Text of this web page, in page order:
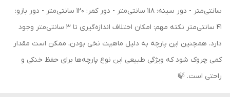
سانتی‌متر - دور سینه: 118 سانتی‌متر - دور کمر: 120 سانتی‌متر - دور بازو:
41 سانتی‌متر نکته مهم: امکان اختلاف اندازه‌گیری تا 3 سانتی‌متر وجود
دارد. همچنین این پارچه به دلیل ماهیت نخی بودن، ممکن است مقدار
کمی چروک شود که ویژگی طبیعی این نوع پارچه‌ها برای حفظ خنکی و
راحتی است. 🍃